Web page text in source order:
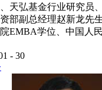
天弘基金行业研究员
部副总经理赵新龙先
EMBA学位、中国人
- 30